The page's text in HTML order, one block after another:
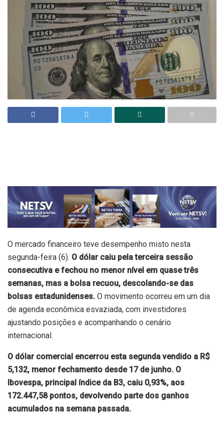
O mercado financeiro teve desempenho misto nesta
segunda-feira (6). O dólar caiu pela terceira sessão
consecutiva e fechou no menor nível em quase três
semanas, mas a bolsa recuou, descolando-se das
bolsas estadunidenses. O movimento ocorreu em um dia
de agenda econômica esvaziada, com investidores
ajustando posições e acompanhando o cenário
internacional.
O dólar comercial encerrou esta segunda vendido a R$
5,132, menor fechamento desde 17 de junho. O
Ibovespa, principal índice da B3, caiu 0,93%, aos
172.447,58 pontos, devolvendo parte dos ganhos
acumulados na semana passada.